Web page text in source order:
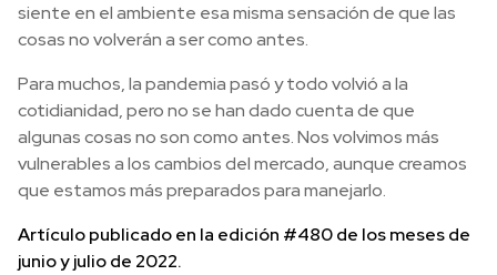
siente en el ambiente esa misma sensación de que las
cosas no volverán a ser como antes.
Para muchos, la pandemia pasó y todo volvió a la
cotidianidad, pero no se han dado cuenta de que
algunas cosas no son como antes. Nos volvimos más
vulnerables a los cambios del mercado, aunque creamos
que estamos más preparados para manejarlo.
Artículo publicado en la edición #480 de los meses de
junio y julio de 2022.